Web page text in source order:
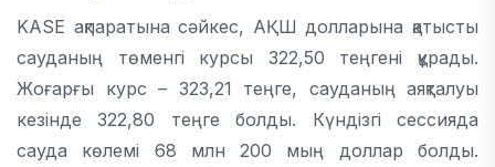
KASE ақпаратына сәйкес, АҚШ долларына қатысты
сауданың төменгі курсы 322,50 теңгені құрады.
Жоғарғы курс – 323,21 теңге, сауданың аяқталуы
кезінде 322,80 теңге болды. Күндізгі сессияда
сауда көлемі 68 млн 200 мың доллар болды.